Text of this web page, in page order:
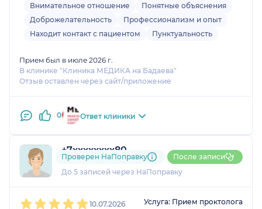
процедуры. Рада буду рекомендовать доктора
знакомым.
Внимательное отношение
Понятные объяснения
Доброжелательность
Профессионализм и опыт
Находит контакт с пациентом
Пунктуальность
Прием был в июле 2026 г.
В клинике "Клиника МЕДИКА на Бадаева"
Отзыв оставлен через сайт/приложение
0 Ответ клиники
+7xxxxxxxx80
3 отзыва
До 5 записей через НаПоправку
Проверен НаПоправку После записи
10.07.2026 Услуга: Прием проктолога